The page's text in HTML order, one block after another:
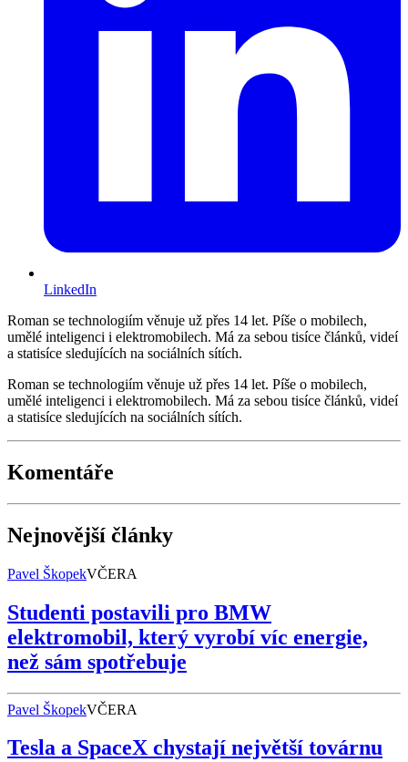
LinkedIn
Roman se technologiím věnuje už přes 14 let. Píše o mobilech,
umělé inteligenci i elektromobilech. Má za sebou tisíce článků, videí
a statisíce sledujících na sociálních sítích.
Roman se technologiím věnuje už přes 14 let. Píše o mobilech,
umělé inteligenci i elektromobilech. Má za sebou tisíce článků, videí
a statisíce sledujících na sociálních sítích.
Komentáře
Nejnovější články
Pavel ŠkopekVČERA
Studenti postavili pro BMW
elektromobil, který vyrobí víc energie,
než sám spotřebuje
Pavel ŠkopekVČERA
Tesla a SpaceX chystají největší továrnu